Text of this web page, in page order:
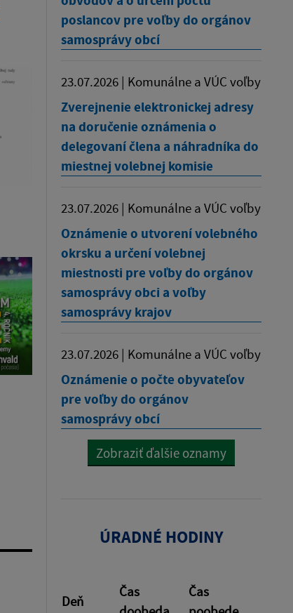
poslancov pre voľby do orgánov
samosprávy obcí
23.07.2026 | Komunálne a VÚC voľby
Zverejnenie elektronickej adresy
na doručenie oznámenia o
delegovaní člena a náhradníka do
miestnej volebnej komisie
23.07.2026 | Komunálne a VÚC voľby
Oznámenie o utvorení volebného
okrsku a určení volebnej
miestnosti pre voľby do orgánov
samosprávy obci a voľby
samosprávy krajov
23.07.2026 | Komunálne a VÚC voľby
Oznámenie o počte obyvateľov
pre voľby do orgánov
samosprávy obcí
Zobraziť ďalšie oznamy
ÚRADNÉ HODINY
Deň
Čas
Čas